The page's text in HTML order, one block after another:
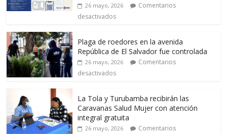
26 mayo, 2026
Comentarios
desactivados
Plaga de roedores en la avenida
República de El Salvador fue controlada
26 mayo, 2026
Comentarios
desactivados
La Tola y Turubamba recibirán las
Caravanas Salud Mujer con atención
integral gratuita
26 mayo, 2026
Comentarios